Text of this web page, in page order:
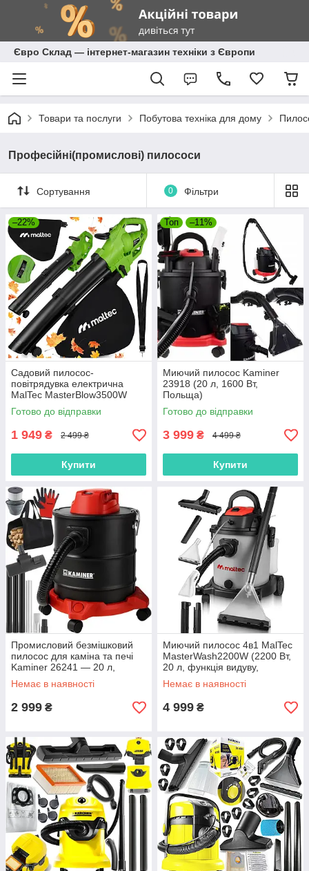
Євро Склад — інтернет-магазин техніки з Європи
Товари та послуги Побутова техніка для дому
Професійні(промислові) пилососи
Сортування 0 Фільтри
–22%
Садовий пилосос-
повітрядувка електрична
MalTec MasterBlow3500W
(3500 Вт, 3в1, мішок 45 л,
Польща)
Готово до відправки
1 949 ₴ 2 499 ₴
Купити
Топ –11%
Миючий пилосос Kaminer
23918 (20 л, 1600 Вт,
Польща)
Готово до відправки
3 999 ₴ 4 499 ₴
Купити
Промисловий безмішковий
пилосос для каміна та печі
Kaminer 26241 — 20 л,
жароміцний, 1600 Вт
Немає в наявності
2 999 ₴
Миючий пилосос 4в1 MalTec
MasterWash2200W (2200 Вт,
20 л, функція видуву,
Польща)
Немає в наявності
4 999 ₴